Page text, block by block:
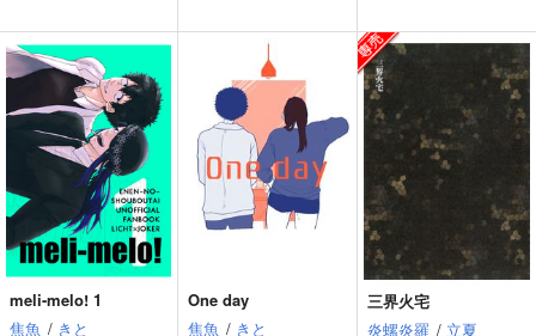
meli-melo! 1
焦魚 / きと
One day
焦魚 / きと
三界火宅
炎螺炎羅 / 立夏